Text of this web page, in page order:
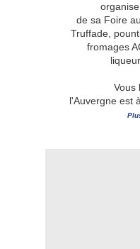
de sa Foire
Truffade,
fromages
Vous
l'Auvergne est